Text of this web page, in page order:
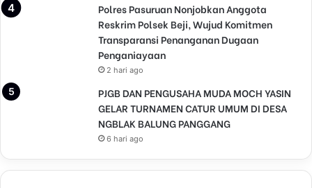
Polres Pasuruan Nonjobkan Anggota
Reskrim Polsek Beji, Wujud Komitmen
Transparansi Penanganan Dugaan
Penganiayaan
2 hari ago
PJGB DAN PENGUSAHA MUDA MOCH YASIN
GELAR TURNAMEN CATUR UMUM DI DESA
NGBLAK BALUNG PANGGANG
6 hari ago